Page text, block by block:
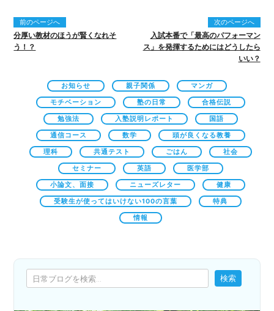
前のページへ
分厚い教材のほうが賢くなれそ
う！？
次のページへ
入試本番で「最高のパフォーマン
ス」を発揮するためにはどうしたら
いい？
お知らせ 親子関係 マンガ
モチベーション 塾の日常 合格伝説
勉強法 入塾説明レポート 国語
通信コース 数学 頭が良くなる教養
理科 共通テスト ごはん 社会
セミナー 英語 医学部
小論文、面接 ニューズレター 健康
受験生が使ってはいけない100の言葉 特典
情報
検索
検索